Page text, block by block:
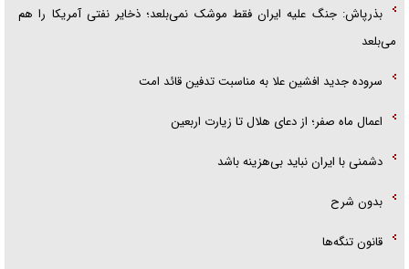
بذرپاش: ‏جنگ علیه ایران فقط موشک نمی‌بلعد؛ ذخایر نفتی آمریکا را هم
می‌بلعد
سروده جدید افشین علا به مناسبت تدفین قائد امت
اعمال ماه صفر؛ از دعای هلال تا زیارت اربعین
دشمنی با ایران نباید بی‌هزینه باشد
بدون شرح
قانون تنگه‌ها